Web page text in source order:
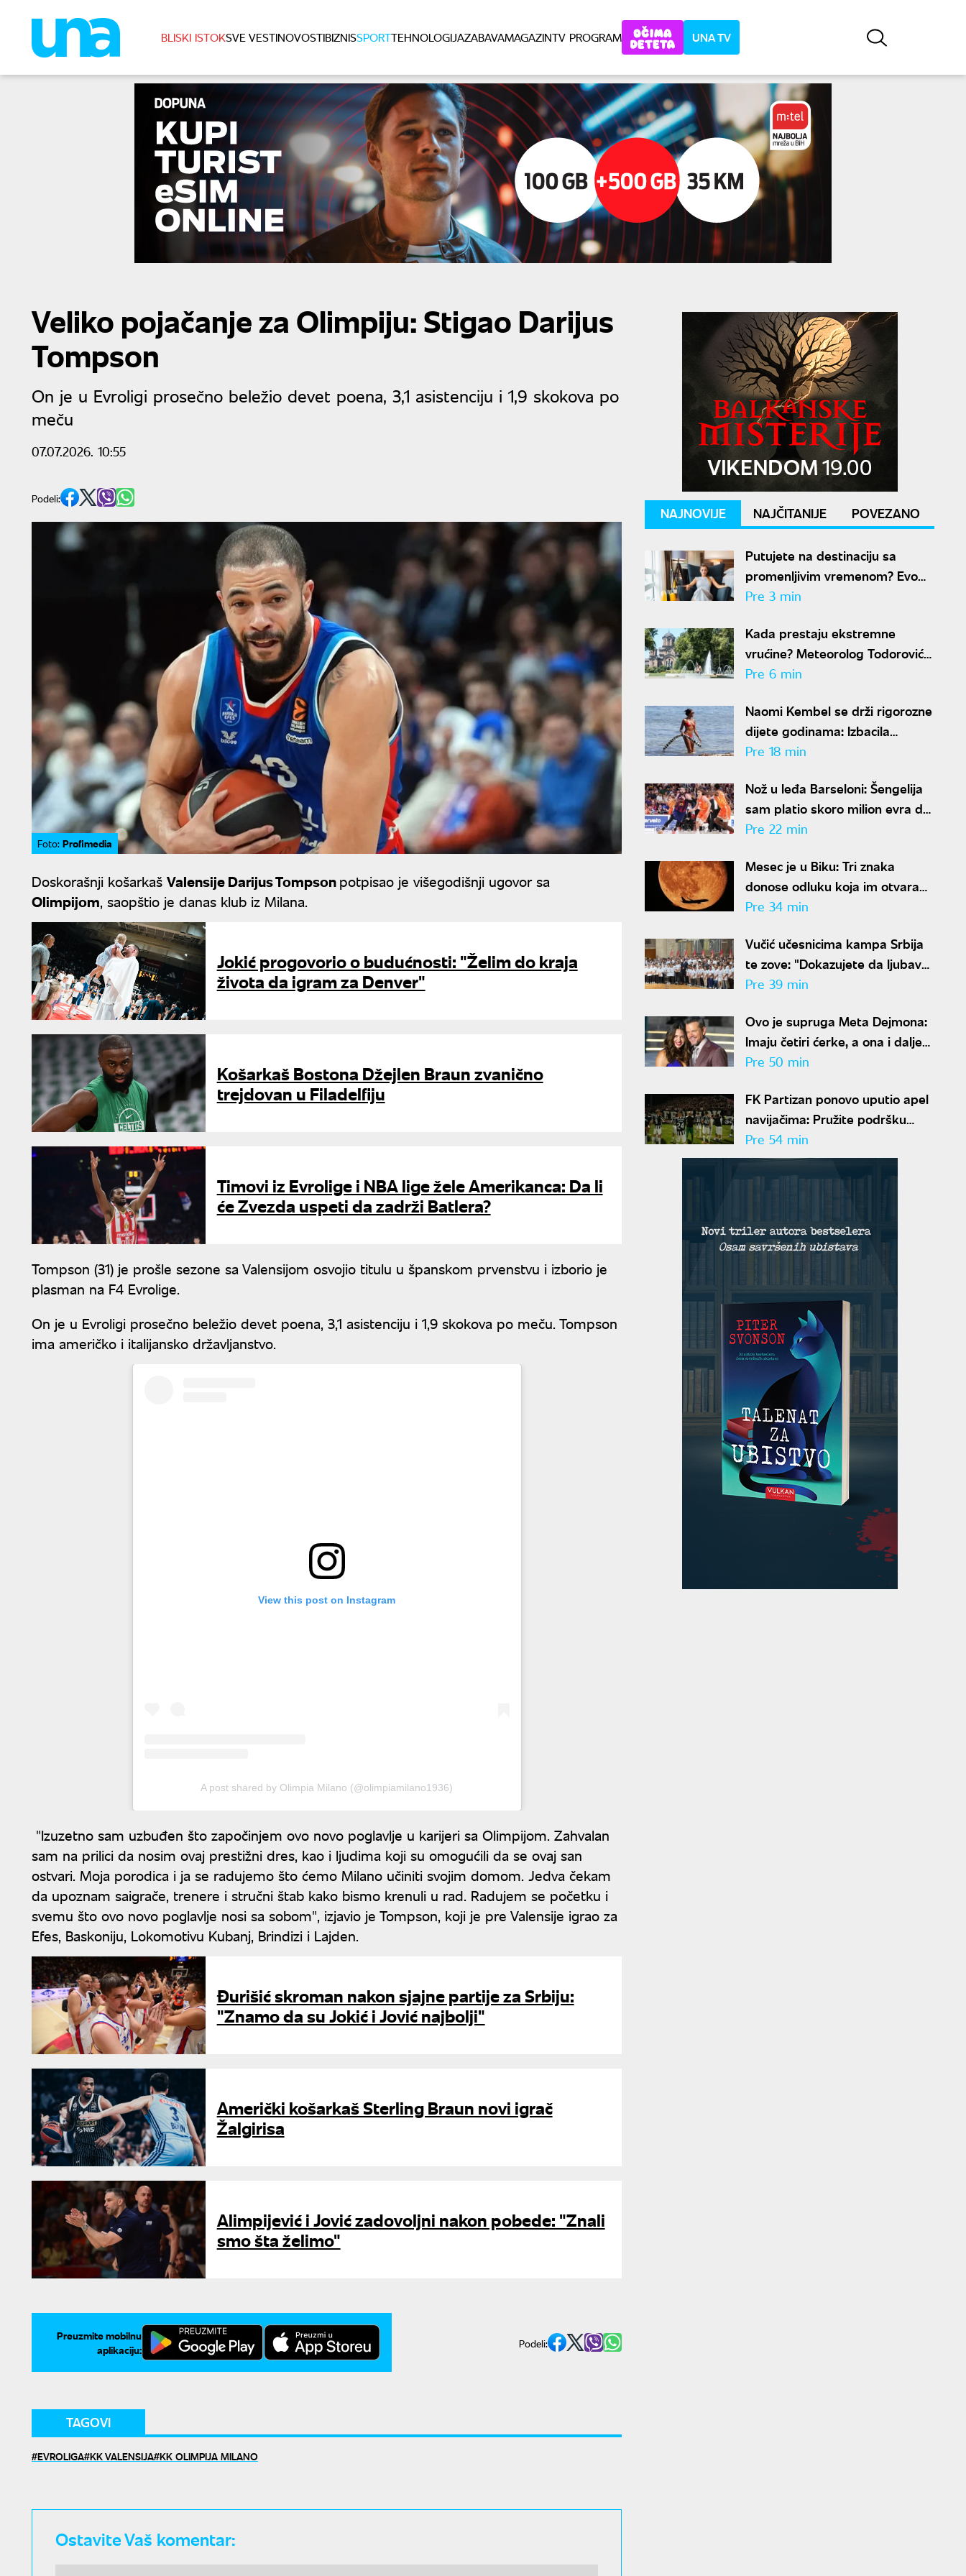
BLISKI ISTOKSVE VESTINOVOSTIBIZNISSPORTTEHNOLOGIJAZABAVAMAGAZINTV PROGRAM UNA TV
Veliko pojačanje za Olimpiju: Stigao Darijus
Tompson
On je u Evroligi prosečno beležio devet poena, 3,1 asistenciju i 1,9 skokova po
meču
07.07.2026. 10:55
Podeli:
Foto: Profimedia
Doskorašnji košarkaš Valensije Darijus Tompsonpotpisao je višegodišnji ugovor sa
Olimpijom, saopštio je danas klub iz Milana.
Jokić progovorio o budućnosti: "Želim do kraja
života da igram za Denver"
Košarkaš Bostona Džejlen Braun zvanično
trejdovan u Filadelfiju
Timovi iz Evrolige i NBA lige žele Amerikanca: Da li
će Zvezda uspeti da zadrži Batlera?
Tompson (31) je prošle sezone sa Valensijom osvojio titulu u španskom prvenstvu i izborio je
plasman na F4 Evrolige.
On je u Evroligi prosečno beležio devet poena, 3,1 asistenciju i 1,9 skokova po meču. Tompson
ima američko i italijansko državljanstvo.
View this post on Instagram
A post shared by Olimpia Milano (@olimpiamilano1936)
"Izuzetno sam uzbuđen što započinjem ovo novo poglavlje u karijeri sa Olimpijom. Zahvalan
sam na prilici da nosim ovaj prestižni dres, kao i ljudima koji su omogućili da se ovaj san
ostvari. Moja porodica i ja se radujemo što ćemo Milano učiniti svojim domom. Jedva čekam
da upoznam saigrače, trenere i stručni štab kako bismo krenuli u rad. Radujem se početku i
svemu što ovo novo poglavlje nosi sa sobom", izjavio je Tompson, koji je pre Valensije igrao za
Efes, Baskoniju, Lokomotivu Kubanj, Brindizi i Lajden.
Đurišić skroman nakon sjajne partije za Srbiju:
"Znamo da su Jokić i Jović najbolji"
Američki košarkaš Sterling Braun novi igrač
Žalgirisa
Alimpijević i Jović zadovoljni nakon pobede: "Znali
smo šta želimo"
Preuzmite mobilnu
aplikaciju:
Podeli:
TAGOVI
EVROLIGA KK VALENSIJA KK OLIMPIJA MILANO
Ostavite Vaš komentar:
NAJNOVIJE NAJČITANIJE POVEZANO
Putujete na destinaciju sa
promenljivim vremenom? Evo
šta je sve potrebno da
Pre 3 min
Kada prestaju ekstremne
vrućine? Meteorolog Todorović
otkriva kakvo nas vreme
Pre 6 min
Naomi Kembel se drži rigorozne
dijete godinama: Izbacila
mlečne proizvode i gluten
Pre 18 min
Nož u leđa Barseloni: Šengelija
sam platio skoro milion evra da
ode u Dubai
Pre 22 min
Mesec je u Biku: Tri znaka
donose odluku koja im otvara
put do velikog novca
Pre 34 min
Vučić učesnicima kampa Srbija
te zove: "Dokazujete da ljubav
prema Srbiji nema granice"
Pre 39 min
Ovo je supruga Meta Dejmona:
Imaju četiri ćerke, a ona i dalje
izgleda kao bomba
Pre 50 min
FK Partizan ponovo uputio apel
navijačima: Pružite podršku
igračima, nemojte da štetite
klubu
Pre 54 min